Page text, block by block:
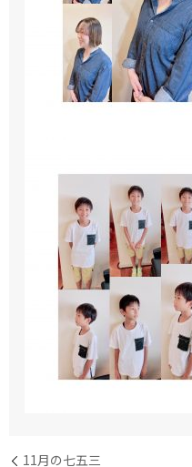
11月の七五三